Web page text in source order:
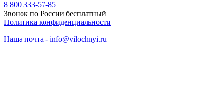
8 800 333-57-85
Звонок по России бесплатный
Политика конфиденциальности
Наша почта - info@vilochnyi.ru